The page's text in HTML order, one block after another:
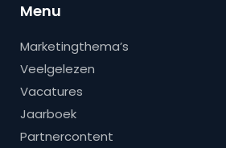
Menu
Marketingthema’s
Veelgelezen
Vacatures
Jaarboek
Partnercontent